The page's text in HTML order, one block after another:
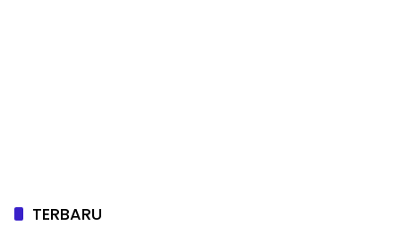
TERBARU